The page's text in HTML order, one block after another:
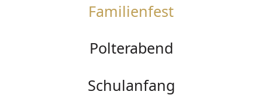
Familienfest
Polterabend
Schulanfang